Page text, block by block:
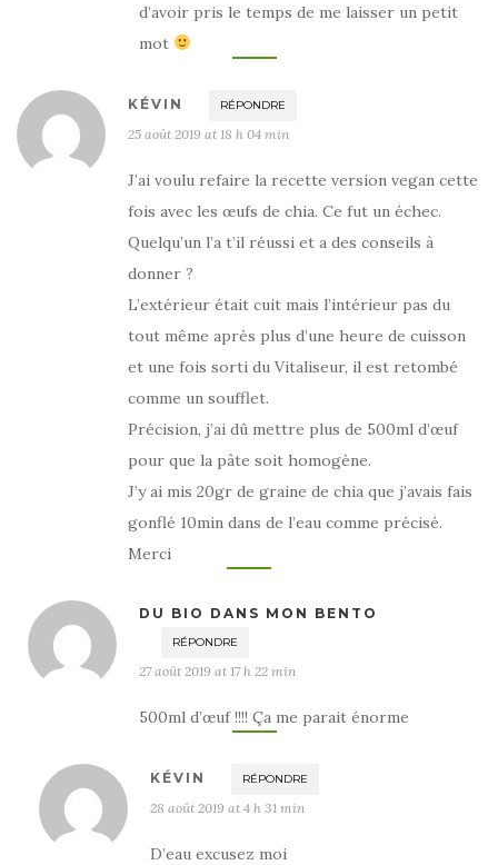
d’avoir pris le temps de me laisser un petit
mot
KÉVIN RÉPONDRE
25 août 2019 at 18 h 04 min
J’ai voulu refaire la recette version vegan cette
fois avec les œufs de chia. Ce fut un échec.
Quelqu’un l’a t’il réussi et a des conseils à
donner ?
L’extérieur était cuit mais l’intérieur pas du
tout même après plus d’une heure de cuisson
et une fois sorti du Vitaliseur, il est retombé
comme un soufflet.
Précision, j’ai dû mettre plus de 500ml d’œuf
pour que la pâte soit homogène.
J’y ai mis 20gr de graine de chia que j’avais fais
gonflé 10min dans de l’eau comme précisé.
Merci
DU BIO DANS MON BENTO
RÉPONDRE
27 août 2019 at 17 h 22 min
500ml d’œuf !!!! Ça me parait énorme
KÉVIN RÉPONDRE
28 août 2019 at 4 h 31 min
D’eau excusez moi